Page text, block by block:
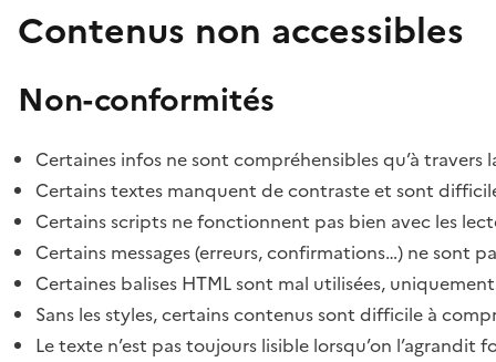
Contenus non accessibles
Non-conformités
Certaines infos ne sont compréhensibles qu’à travers
Certains textes manquent de contraste et sont
Certains scripts ne fonctionnent pas bien avec les
Certains messages (erreurs, confirmations…) ne sont
Certaines balises HTML sont mal utilisées,
Sans les styles, certains contenus sont difficile à
Le texte n’est pas toujours lisible lorsqu’on l’agrandit